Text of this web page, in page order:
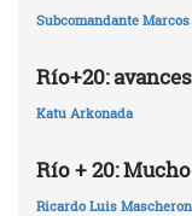
Subcomandante Marcos
Río+20:
Katu Arkonada
Río + 20:
Ricardo Luis